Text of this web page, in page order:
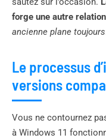
forge une autre relation
ancienne plane toujours
Le processus
versions
Vous ne contournez
à Windows 11